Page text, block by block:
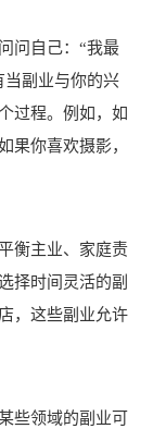
问自己：“我最
当副业与你的兴
过程。例如，如
果你喜欢摄影，
衡主业、家庭责
择时间灵活的副
，这些副业允许
些领域的副业可